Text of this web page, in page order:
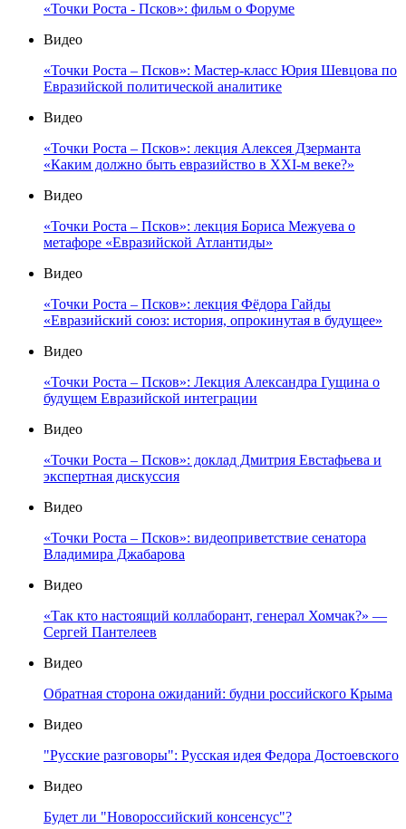
«Точки Роста - Псков»: фильм о Форуме
Видео
«Точки Роста – Псков»: Мастер-класс Юрия Шевцова по
Евразийской политической аналитике
Видео
«Точки Роста – Псков»: лекция Алексея Дзерманта
«Каким должно быть евразийство в XXI-м веке?»
Видео
«Точки Роста – Псков»: лекция Бориса Межуева о
метафоре «Евразийской Атлантиды»
Видео
«Точки Роста – Псков»: лекция Фёдора Гайды
«Евразийский союз: история, опрокинутая в будущее»
Видео
«Точки Роста – Псков»: Лекция Александра Гущина о
будущем Евразийской интеграции
Видео
«Точки Роста – Псков»: доклад Дмитрия Евстафьева и
экспертная дискуссия
Видео
«Точки Роста – Псков»: видеоприветствие сенатора
Владимира Джабарова
Видео
«Так кто настоящий коллаборант, генерал Хомчак?» —
Сергей Пантелеев
Видео
Обратная сторона ожиданий: будни российского Крыма
Видео
"Русские разговоры": Русская идея Федора Достоевского
Видео
Будет ли "Новороссийский консенсус"?